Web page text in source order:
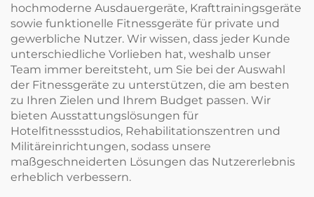
hochmoderne Ausdauergeräte, Krafttrainingsgeräte
sowie funktionelle Fitnessgeräte für private und
gewerbliche Nutzer. Wir wissen, dass jeder Kunde
unterschiedliche Vorlieben hat, weshalb unser
Team immer bereitsteht, um Sie bei der Auswahl
der Fitnessgeräte zu unterstützen, die am besten
zu Ihren Zielen und Ihrem Budget passen. Wir
bieten Ausstattungslösungen für
Hotelfitnessstudios, Rehabilitationszentren und
Militäreinrichtungen, sodass unsere
maßgeschneiderten Lösungen das Nutzererlebnis
erheblich verbessern.